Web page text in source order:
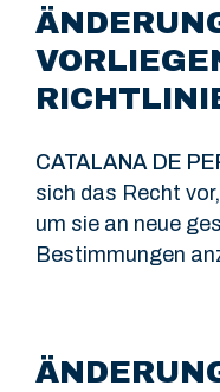
CATALANA DE
sich das Recht
um sie an neue
Bestimmungen